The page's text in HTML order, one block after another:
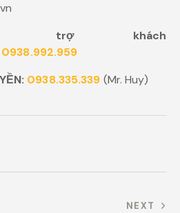
trợ khách
0938.992.959
0938.335.339 (Mr. Huy)
NEXT